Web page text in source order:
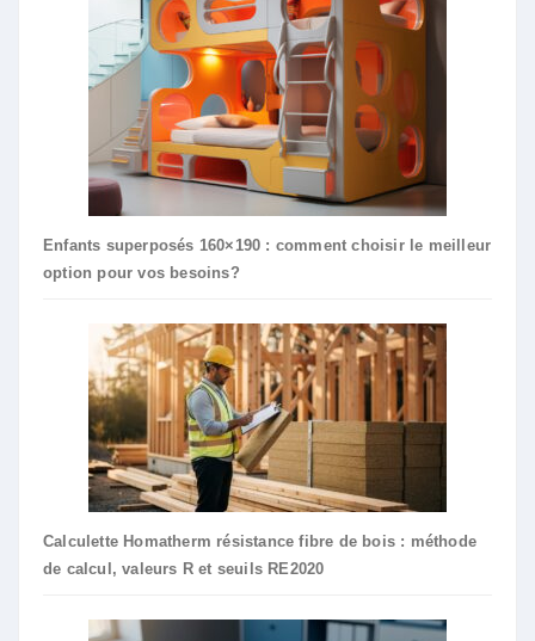
Enfants superposés 160×190 : comment choisir le meilleur
option pour vos besoins?
Calculette Homatherm résistance fibre de bois : méthode
de calcul, valeurs R et seuils RE2020